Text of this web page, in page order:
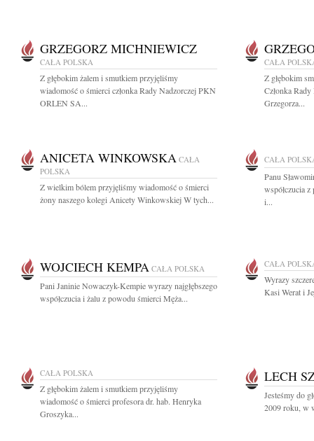
GRZEGORZ MICHNIEWICZ
CAŁA POLSKA
Z głębokim żalem i smutkiem przyjęliśmy
wiadomość o śmierci członka Rady Nadzorczej PKN
ORLEN SA...
CAŁA
Z głębokim
Członka
Grzegorza...
ANICETA WINKOWSKA CAŁA
POLSKA
Z wielkim bólem przyjęliśmy wiadomość o śmierci
żony naszego kolegi Anicety Winkowskiej W tych...
CAŁA
Panu
współczucia
i...
WOJCIECH KEMPA CAŁA POLSKA
Pani Janinie Nowaczyk-Kempie wyrazy najgłębszego
współczucia i żalu z powodu śmierci Męża...
CAŁA
Wyrazy
Kasi Werat i
CAŁA POLSKA
Z głębokim żalem i smutkiem przyjęliśmy
wiadomość o śmierci profesora dr. hab. Henryka
Groszyka...
LECH
Jesteśmy do
2009 roku, w